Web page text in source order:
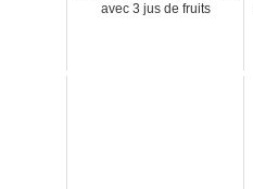
avec 3 jus de fruits